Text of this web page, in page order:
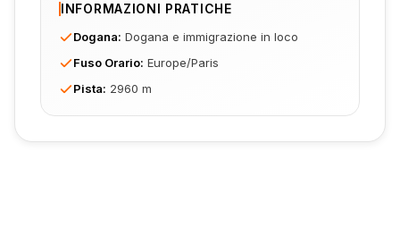
INFORMAZIONI PRATICHE
Dogana: Dogana e immigrazione in loco
Fuso Orario: Europe/Paris
Pista: 2960 m